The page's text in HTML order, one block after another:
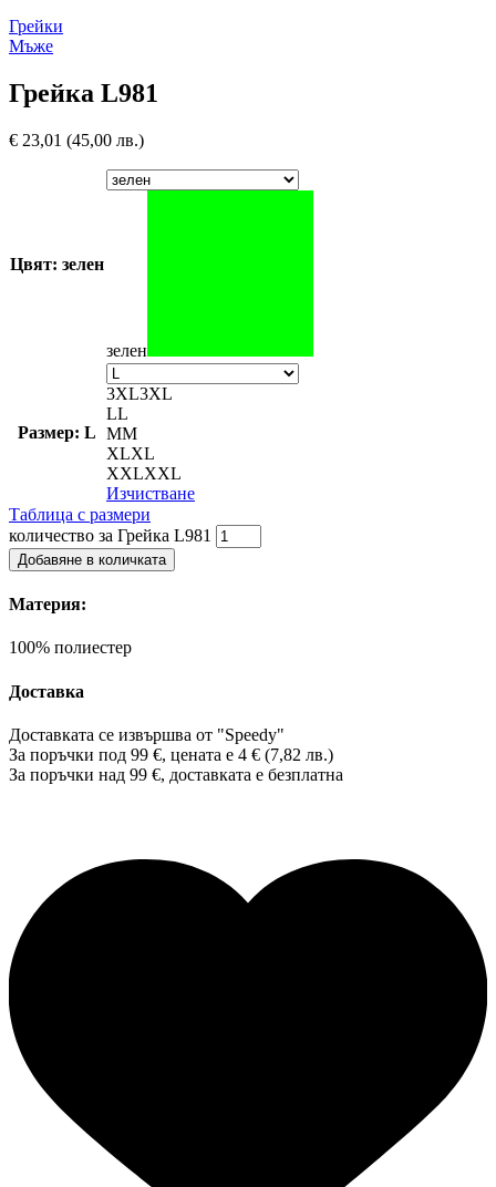
Грейки
Мъже
Грейка L981
€ 23,01 (45,00 лв.)
Цвят: зелен
зелен
Размер: L
3XL3XL
LL
MM
XLXL
XXLXXL
Изчистване
Таблица с размери
количество за Грейка L981
Добавяне в количката
Материя:
100% полиестер
Доставка
Доставката се извършва от "Speedy"
За поръчки под 99 €, цената е 4 € (7,82 лв.)
За поръчки над 99 €, доставката е безплатна